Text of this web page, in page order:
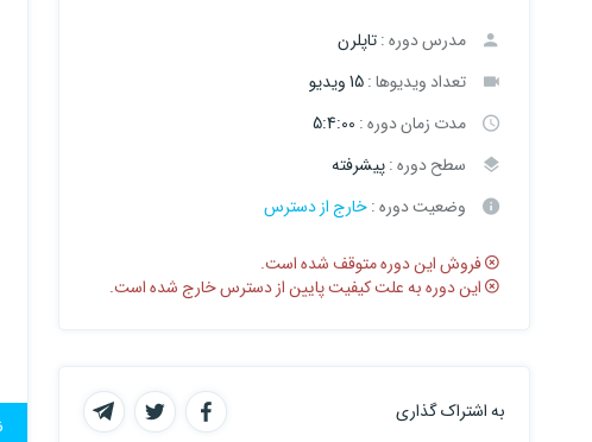
مدرس دوره :تاپلرن
تعداد ویدیوها :15 ویدیو
مدت زمان دوره : 5:4:00
سطح دوره :پیشرفته
وضعیت دوره :خارج از دسترس
فروش این دوره متوقف شده است.
این دوره به علت کیفیت پایین از دسترس خارج شده است.
به اشتراک گذاری